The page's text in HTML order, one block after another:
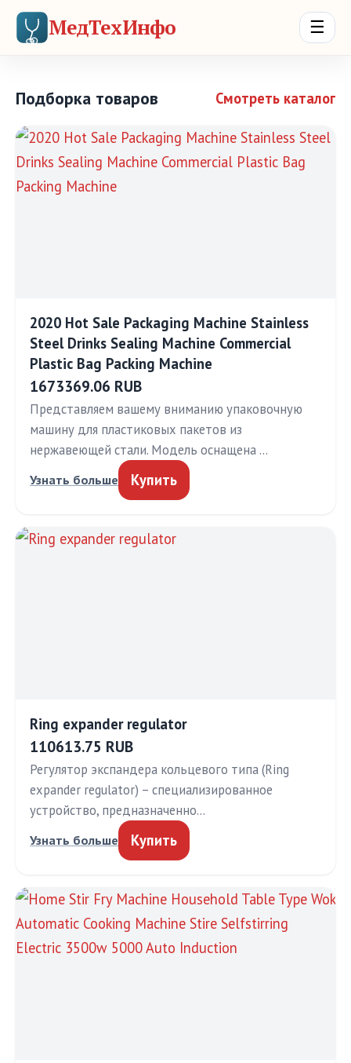
МедТехИнфо ☰
Подборка товаров Смотреть каталог
2020 Hot Sale Packaging Machine Stainless
Steel Drinks Sealing Machine Commercial
Plastic Bag Packing Machine
1673369.06 RUB
Представляем вашему вниманию упаковочную
машину для пластиковых пакетов из
нержавеющей стали. Модель оснащена …
Узнать больше Купить
Ring expander regulator
110613.75 RUB
Регулятор экспандера кольцевого типа (Ring
expander regulator) – специализированное
устройство, предназначенно…
Узнать больше Купить